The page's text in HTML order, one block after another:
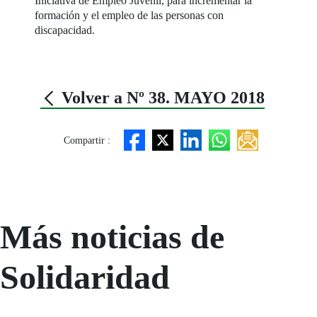
formación y el empleo de las personas con
discapacidad.
Volver a Nº 38. MAYO 2018
Compartir :
Más noticias de
Solidaridad